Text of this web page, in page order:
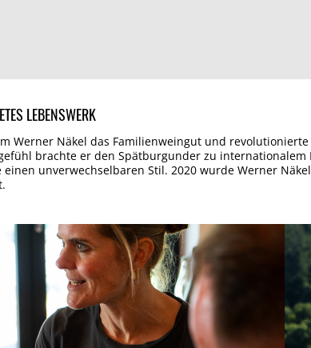
LEBENSWERK
Werner Näkel das Familienweingut und
brachte er den Spätburgunder zu
unverwechselbaren Stil. 2020 wurde Werner